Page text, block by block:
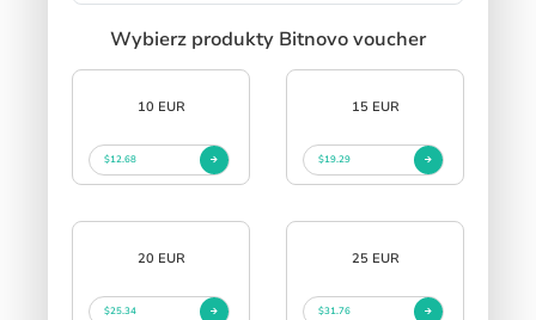
Wybierz produkty Bitnovo voucher
10 EUR
$12.68
15 EUR
$19.29
20 EUR
$25.34
25 EUR
$31.76